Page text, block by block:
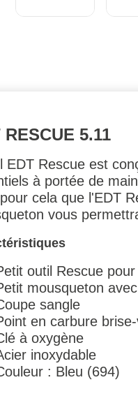
RESCUE 5.11
EDT Rescue est
à portée de
cela que l'EDT
vous
outil Rescue
mousqueton
sangle
en carbure
à oxygène
inoxydable
: Bleu (694)